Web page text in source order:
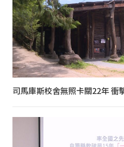
司馬庫斯校舍無照卡關22年 衝